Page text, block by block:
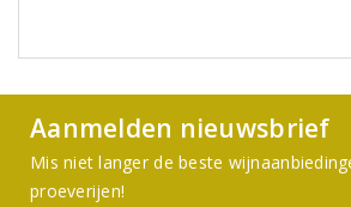
Aanmelden nieuwsbrief
Mis niet langer de beste
proeverijen!